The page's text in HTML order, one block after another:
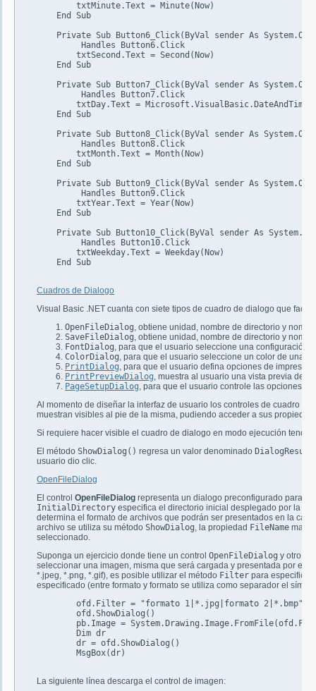
        txtMinute.Text = Minute(Now)
    End Sub
Private Sub Button6_Click(ByVal sender As
        txtSecond.Text = Second(Now)
    End Sub
Private Sub Button7_Click(ByVal sender As
txtDay.Text =
    End Sub
Private Sub Button8_Click(ByVal sender As
        txtMonth.Text = Month(Now)
    End Sub
Private Sub Button9_Click(ByVal sender As
        txtYear.Text = Year(Now)
    End Sub
Private Sub Button10_Click(ByVal sender As
        txtWeekday.Text = Weekday(Now)
    End Sub
Cuadros de Dialogo
Visual Basic .NET cuanta con siete tipos de cuadro de dialogo que
OpenFileDialog, obtiene unidad, nombre de directorio y
SaveFileDialog, obtiene unidad, nombre de directorio y
FontDialog, para que el usuario seleccione una configuración
ColorDialog, para que el usuario seleccione un color de una
PrintDialog, para que el usuario defina opciones de impresión
PrintPreviewDialog, muestra al usuario una vista previa de
PageSetupDialog, para que el usuario controle las opciones
Al momento de diseñar la interfaz de usuario los controles de cuadro
muestran visibles al pie de la misma, pudiendo acceder a sus
Si requiere hacer visible el cuadro de dialogo en modo ejecución
El método ShowDialog() regresa un valor denominado DialogResult
usuario dio clic.
OpenFileDialog
El control OpenFileDialog representa un dialogo preconfigurado para
InitialDirectory especifica el directorio inicial desplegado por la
determina el formato de archivos que podrán ser presentados en la
archivo se utiliza su método ShowDialog, la propiedad FileName
seleccionado.
Suponga un ejercicio donde tiene un control OpenFileDialog y otro
seleccionar una imagen, misma que será cargada y presentada por el
*.jpeg, *.png, *.gif), es posible utilizar el método Filter para especificar
especificado (entre formato y formato se utiliza como separador el
La siguiente línea descarga el control de imagen: